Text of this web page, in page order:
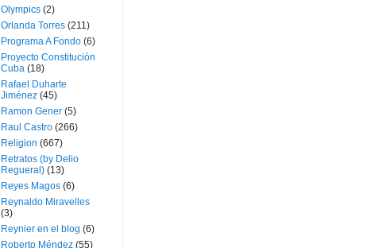
Olympics (2)
Orlanda Torres (211)
Programa A Fondo (6)
Proyecto Constitución
Cuba (18)
Rafael Duharte
Jiménez (45)
Ramon Gener (5)
Raul Castro (266)
Religion (667)
Retratos (by Delio
Regueral) (13)
Reyes Magos (6)
Reynaldo Miravelles
(3)
Reynier en el blog (6)
Roberto Méndez (55)